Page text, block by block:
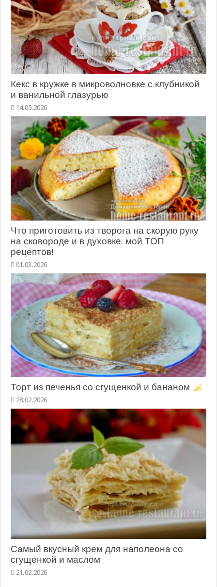
Кекс в кружке в микроволновке с клубникой
и ванильной глазурью
14.05.2026
Что приготовить из творога на скорую руку
на сковороде и в духовке: мой ТОП
рецептов!
01.03.2026
Торт из печенья со сгущенкой и бананом
28.02.2026
Самый вкусный крем для наполеона со
сгущенкой и маслом
21.02.2026